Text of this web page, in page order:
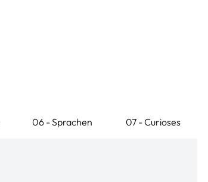
06 - Sprachen 07 - Curioses